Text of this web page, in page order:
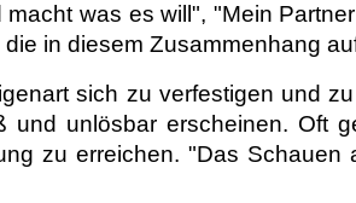
was es will", "Mein
in diesem Zusammenhang
sich zu verfestigen und
unlösbar erscheinen. Oft
zu erreichen. "Das Schauen